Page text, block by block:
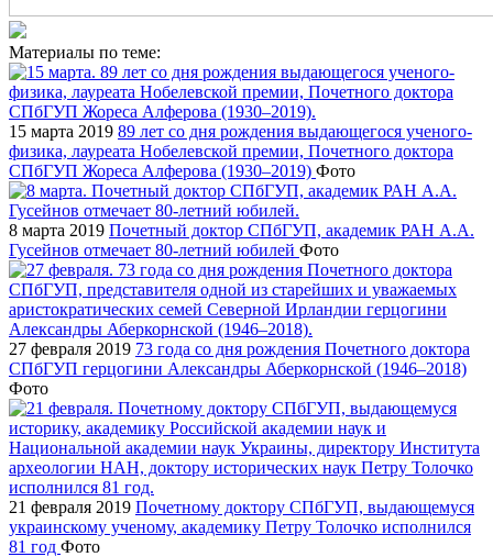
Материалы по теме:
15 марта 2019 89 лет со дня рождения выдающегося ученого-
физика, лауреата Нобелевской премии, Почетного доктора
СПбГУП Жореса Алферова (1930–2019) Фото
8 марта 2019 Почетный доктор СПбГУП, академик РАН А.А.
Гусейнов отмечает 80-летний юбилей Фото
27 февраля 2019 73 года со дня рождения Почетного доктора
СПбГУП герцогини Александры Аберкорнской (1946–2018)
Фото
21 февраля 2019 Почетному доктору СПбГУП, выдающемуся
украинскому ученому, академику Петру Толочко исполнился
81 год Фото